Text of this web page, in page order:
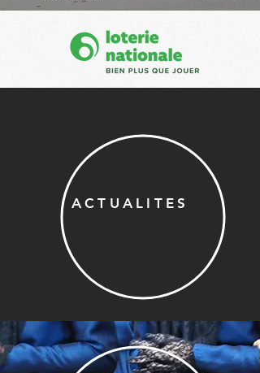
ACTUALITES